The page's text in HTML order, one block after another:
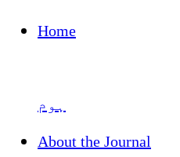
Home
ہوم
About the Journal